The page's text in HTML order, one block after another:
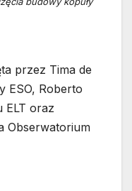
przez Tima de
ESO, Roberto
ELT oraz
Obserwatorium